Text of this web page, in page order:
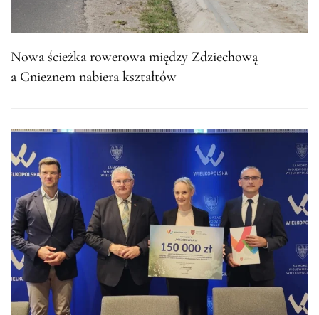
Nowa ścieżka rowerowa między Zdziechową
a Gnieznem nabiera kształtów